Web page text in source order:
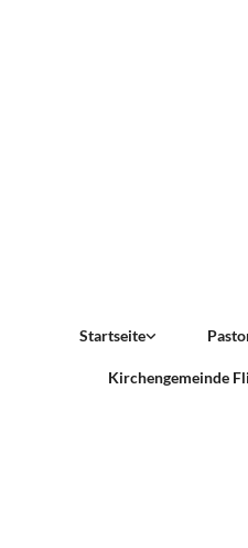
Startseite
Kirchengemeinde